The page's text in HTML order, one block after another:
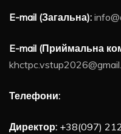
E-mail (Загальна):
E-mail (Приймальна
Телефони:
Директор: +38(097)